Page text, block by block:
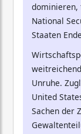
dominieren,
National
Staaten
Unruhe.
United
Sachen der